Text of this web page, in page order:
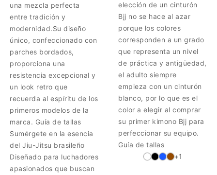
una mezcla perfecta
entre tradición y
modernidad.Su diseño
único, confeccionado con
parches bordados,
proporciona una
resistencia excepcional y
un look retro que
recuerda al espíritu de los
primeros modelos de la
marca. Guía de tallas
Sumérgete en la esencia
del Jiu-Jitsu brasileño
Diseñado para luchadores
apasionados que buscan
elección de un cinturón
Bjj no se hace al azar
porque los colores
corresponden a un grado
que representa un nivel
de práctica y antigüedad,
el adulto siempre
empieza con un cinturón
blanco, por lo que es el
color a elegir al comprar
su primer kimono Bjj para
perfeccionar su equipo.
Guía de tallas
+1